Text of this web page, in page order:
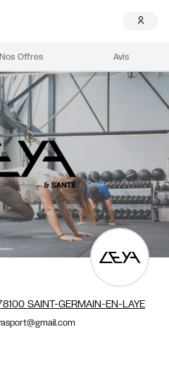
Nos Offres Avis
SAINT-GERMAIN-EN-LAYE